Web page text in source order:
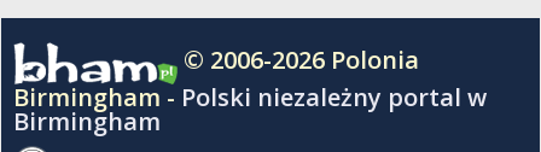
© 2006-2026 Polonia
Birmingham - Polski niezależny portal w
Birmingham